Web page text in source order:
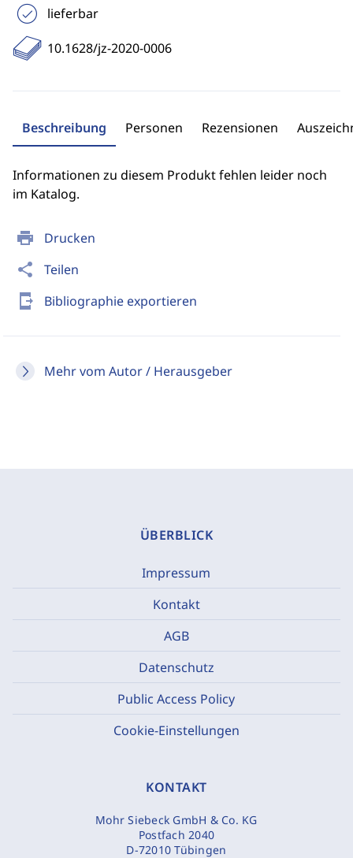
print Drucken
share Teilen
send_to_mobile Bibliographie exportieren
Mehr vom Autor / Herausgeber
lieferbar
10.1628/jz-2020-0006
Beschreibung Personen Rezensionen
Informationen zu diesem Produkt fehlen leider noch
im Katalog.
ÜBERBLICK
Impressum
Kontakt
AGB
Datenschutz
Public Access Policy
Cookie-Einstellungen
KONTAKT
Mohr Siebeck GmbH & Co. KG
Postfach 2040
D-72010 Tübingen